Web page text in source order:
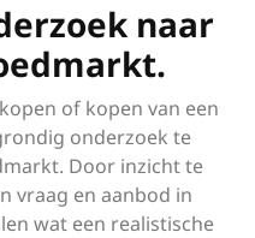
naar
of kopen van een
onderzoek te
Door inzicht te
vraag en aanbod in
wat een realistische